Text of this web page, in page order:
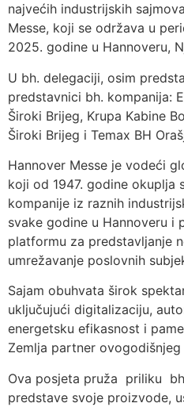
najvećih industrijskih
Messe, koji se održava u
2025. godine u Hannoveru,
U bh. delegaciji, osim
predstavnici bh. kompanija:
Široki Brijeg, Krupa Kabine
Široki Brijeg i Temax BH
Hannover Messe je vodeći
koji od 1947. godine okuplja
kompanije iz raznih
svake godine u Hannoveru i
platformu za predstavljanje
umrežavanje poslovnih
Sajam obuhvata širok
uključujući digitalizaciju,
energetsku efikasnost i
Zemlja partner ovogodišnjeg
Ova posjeta pruža priliku
predstave svoje proizvode,